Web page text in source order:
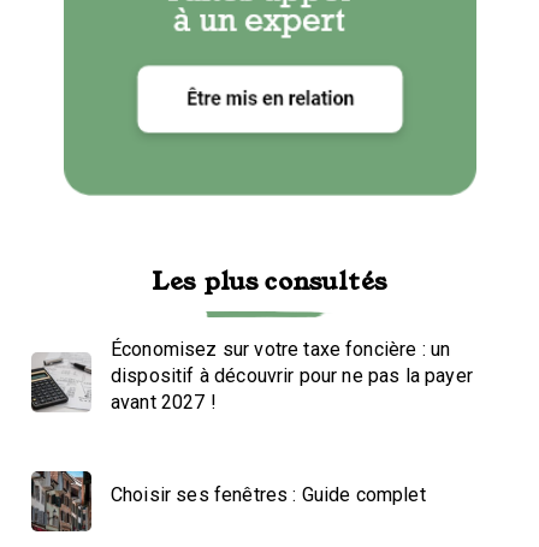
Les plus consultés
Économisez sur votre taxe foncière : un
dispositif à découvrir pour ne pas la payer
avant 2027 !
Choisir ses fenêtres : Guide complet